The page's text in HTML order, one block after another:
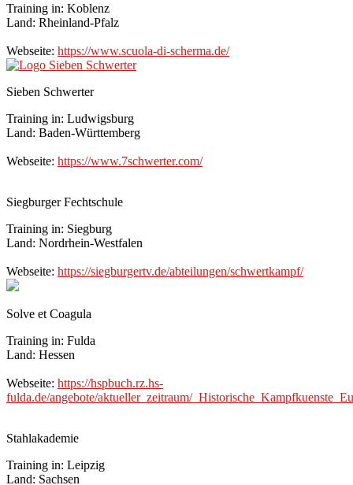
Training in: Koblenz
Land: Rheinland-Pfalz
Webseite: https://www.scuola-di-scherma.de/
Sieben Schwerter
Training in: Ludwigsburg
Land: Baden-Württemberg
Webseite: https://www.7schwerter.com/
Siegburger Fechtschule
Training in: Siegburg
Land: Nordrhein-Westfalen
Webseite: https://siegburgertv.de/abteilungen/schwertkampf/
Solve et Coagula
Training in: Fulda
Land: Hessen
Webseite: https://hspbuch.rz.hs-
fulda.de/angebote/aktueller_zeitraum/
Stahlakademie
Training in: Leipzig
Land: Sachsen